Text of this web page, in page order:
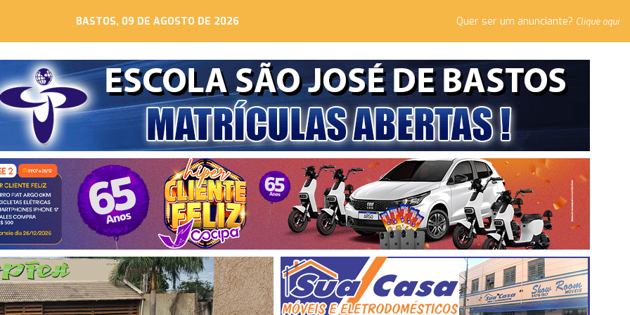
BASTOS, 09 DE AGOSTO DE 2026 Quer ser um anunciante? Clique aqui